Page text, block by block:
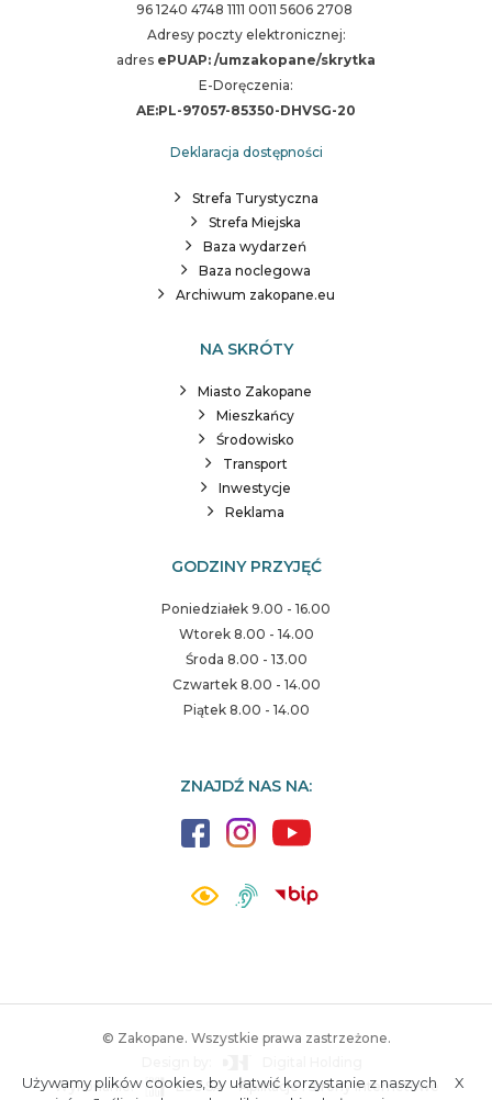
96 1240 4748 1111 0011 5606 2708
Adresy poczty elektronicznej:
adres ePUAP: /umzakopane/skrytka
E-Doręczenia:
AE:PL-97057-85350-DHVSG-20
Deklaracja dostępności
Strefa Turystyczna
Strefa Miejska
Baza wydarzeń
Baza noclegowa
Archiwum zakopane.eu
NA SKRÓTY
Miasto Zakopane
Mieszkańcy
Środowisko
Transport
Inwestycje
Reklama
GODZINY PRZYJĘĆ
Poniedziałek 9.00 - 16.00
Wtorek 8.00 - 14.00
Środa 8.00 - 13.00
Czwartek 8.00 - 14.00
Piątek 8.00 - 14.00
ZNAJDŹ NAS NA:
© Zakopane. Wszystkie prawa zastrzeżone.
Wykonanie:
ESC SA - Aplikacje i strony internetowe
Używamy plików cookies, by ułatwić korzystanie z naszych
X